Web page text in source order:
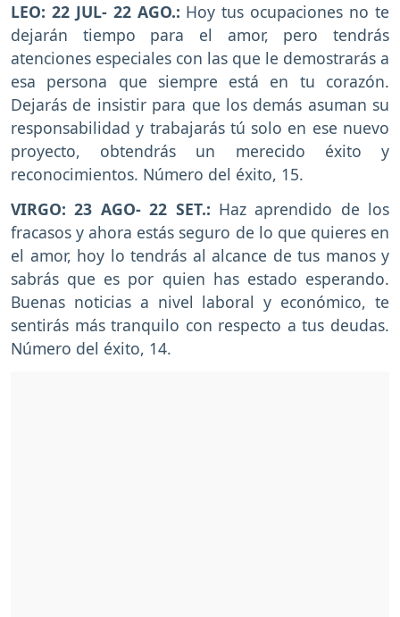
LEO: 22 JUL- 22 AGO.: Hoy tus ocupaciones no te
dejarán tiempo para el amor, pero tendrás
atenciones especiales con las que le demostrarás a
esa persona que siempre está en tu corazón.
Dejarás de insistir para que los demás asuman su
responsabilidad y trabajarás tú solo en ese nuevo
proyecto, obtendrás un merecido éxito y
reconocimientos. Número del éxito, 15.
VIRGO: 23 AGO- 22 SET.: Haz aprendido de los
fracasos y ahora estás seguro de lo que quieres en
el amor, hoy lo tendrás al alcance de tus manos y
sabrás que es por quien has estado esperando.
Buenas noticias a nivel laboral y económico, te
sentirás más tranquilo con respecto a tus deudas.
Número del éxito, 14.